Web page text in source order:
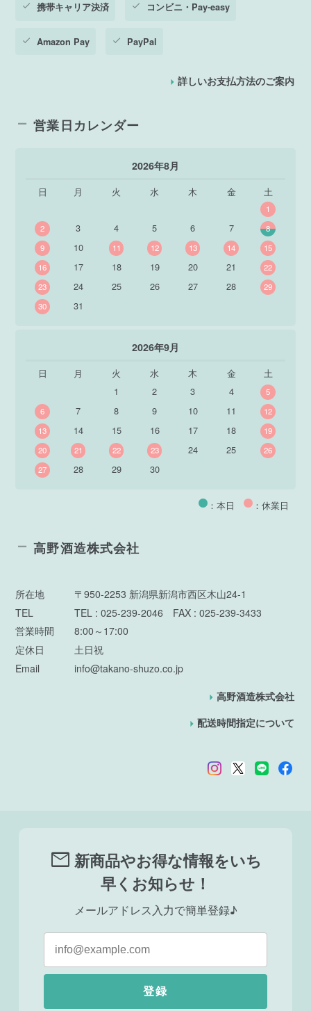
携帯キャリア決済 コンビニ・Pay-easy
Amazon Pay PayPal
詳しいお支払方法のご案内
営業日カレンダー
2026年8月
日 月 火 水 木 金 土
1
2
3 4 5 6 7
8
9
10 11 12 13 14
15
16
17 18 19 20 21
22
23
24 25 26 27 28
29
30
31
2026年9月
日 月 火 水 木 金
土
1
2 3 4
5
6
7 8 9 10 11
12
13
14 15 16 17 18
19
20
21 22 23 24 25
26
27
28 29 30
：本日 ：休業日
高野酒造株式会社
所在地
〒950-2253 新潟県新潟市西区木山24-1
TEL
TEL : 025-239-2046 FAX : 025-239-3433
営業時間
8:00～17:00
定休日
土日祝
Email
info@takano-shuzo.co.jp
高野酒造株式会社
配送時間指定について
mail 新商品やお得な情報をいち
早くお知らせ！
メールアドレス入力で簡単登録♪
登録